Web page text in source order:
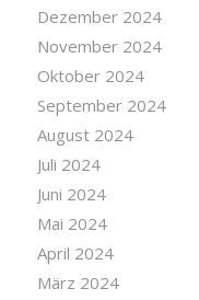
Dezember 2024
November 2024
Oktober 2024
September 2024
August 2024
Juli 2024
Juni 2024
Mai 2024
April 2024
März 2024